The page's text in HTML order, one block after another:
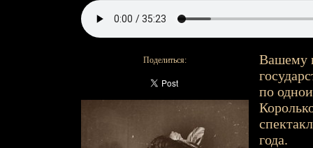
Поделиться:
Вашему
по
года.